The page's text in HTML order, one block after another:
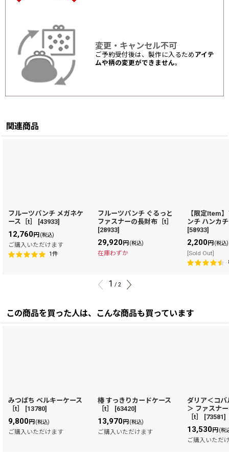
変更・キャンセル不可
ご予約受付後は、製作に入るため アイテ
ムや柄の変更ができません。
関連商品
フルーツパンチ メガネケ
ース［t］
[43933]
12,760円(税込)
ご購入いただけます
1件
フルーツパンチ ぐるっと
ファスナーの長財布［t］
[28933]
29,920円(税込)
在庫わずか
【限定Item
ンチ ハンカ
[58933]
2,200円(税込)
[Sold Out]
1 / 2
この商品を買った人は、こんな商品も買っています
みつばち ベルキーケース
［t］
[13780]
9,800円(税込)
ご購入いただけます
椿 すっきりカードケース
［t］
[63420]
13,970円(税込)
ご購入いただけます
ダリア＜コバ
＞ ファスナ
［t］
[73581]
13,530円(税
ご購入いただ